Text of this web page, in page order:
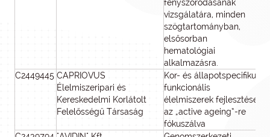
fényszóródásának
vizsgálatára, minden
szögtartományban,
elsősorban
hematológiai
alkalmazásra.
C2449445 CAPRIOVUS
Élelmiszeripari és
Kereskedelmi Korlátolt
Felelősségű Társaság
Kor- és állapotspecifikus
funkcionális
élelmiszerek fejlesztése
az „active ageing”-re
fókuszálva